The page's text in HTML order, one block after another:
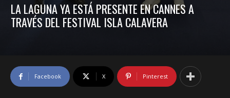
LA LAGUNA YA ESTÁ PRESENTE EN CANNES A
TRAVÉS DEL FESTIVAL ISLA CALAVERA
Facebook X Pinterest